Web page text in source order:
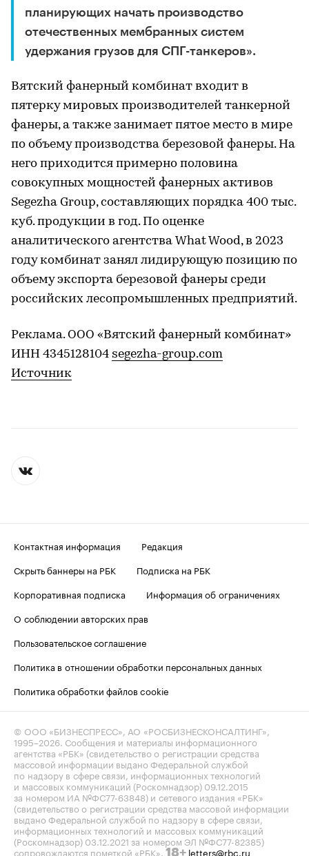
планирующих начать производство
отечественных мембранных систем
удержания грузов для СПГ-танкеров».
Вятский фанерный комбинат входит в
пятерку мировых производителей танкерной
фанеры, а также занимает пятое место в мире
по объему производства березовой фанеры. На
него приходится примерно половина
совокупных мощностей фанерных активов
Segezha Group, составляющих порядка 400 тыс.
куб. продукции в год. По оценке
аналитического агентства What Wood, в 2023
году комбинат занял лидирующую позицию по
объему экспорта березовой фанеры среди
российских лесопромышленных предприятий.
Реклама. ООО «Вятский фанерный комбинат»
ИНН 4345128104 segezha-group.com
Источник
Контактная информация
Редакция
Скрыть баннеры на РБК
Подписка на РБК
Корпоративная подписка
Информация об ограничениях
О соблюдении авторских прав
Пользовательское соглашение
Политика в отношении обработки персональных данных
Политика обработки файлов cookie
© ООО «БИЗНЕСПРЕСС», АО «РОСБИЗНЕСКОНСАЛТИНГ»,
1995–2026. Сообщения и материалы информационного
агентства «РБК» (свидетельство о регистрации средства
массовой информации выдано Федеральной службой
по надзору в сфере связи, информационных технологий
и массовых коммуникаций (Роскомнадзор) 09.12.2015
за номером ИА №ФС77-63848) и сетевого издания «РБК»
(свидетельство о регистрации средства массовой информации
выдано Федеральной службой по надзору в сфере связи,
информационных технологий и массовых коммуникаций
(Роскомнадзор) 03.12.2021 за номером ЭЛ №ФС77-82385)
сопровождаются пометкой «РБК». 18+ letters@rbc.ru